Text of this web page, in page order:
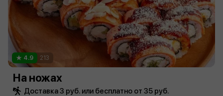
4.9 213
На ножах
Доставка 3 руб. или бесплатно от 35 руб.